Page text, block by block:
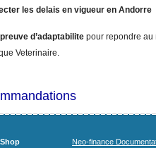
les delais en vigueur en Andorre
d’adaptabilite pour repondre au
Veterinaire.
Neo-finance